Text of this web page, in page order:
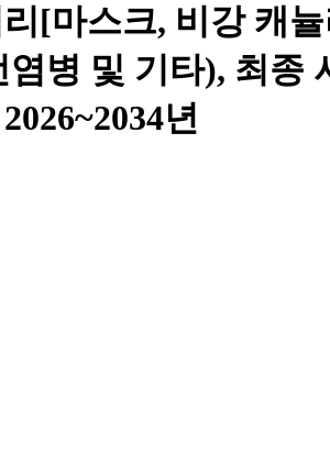
[마스크, 비강 캐
병 및 기타), 최종
년